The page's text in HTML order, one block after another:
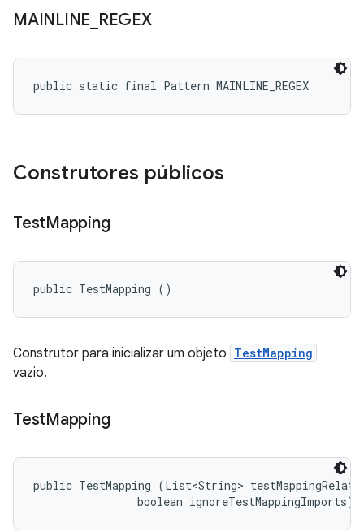
MAINLINE REGEX
public static final Pattern MAINLINE_REGEX
Construtores públicos
TestMapping
public TestMapping ()
Construtor para inicializar um objeto TestMapping
vazio.
TestMapping
public TestMapping (List<String>
                boolean ignoreTestMappingImports)